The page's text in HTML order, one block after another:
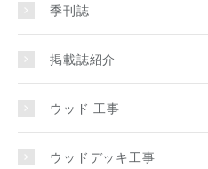
季刊誌
掲載誌紹介
ウッド 工事
ウッドデッキ工事